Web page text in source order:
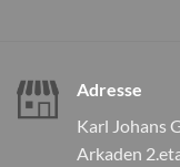
Adresse
Karl Johans
Arkaden